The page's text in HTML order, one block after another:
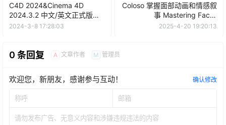
C4D 2024&Cinema 4D
2024.3.2 中文/英文正式版Win
破解安装包
2024-3-8 17:28:03
Coloso 掌握面部动画和情感叙
事 Mastering Facial
Animation and Emotional
2025-4-20 19:20:13
0 条回复 A 文章作者 M 管理员
欢迎您，新朋友，感谢参与互动！ 确认修改